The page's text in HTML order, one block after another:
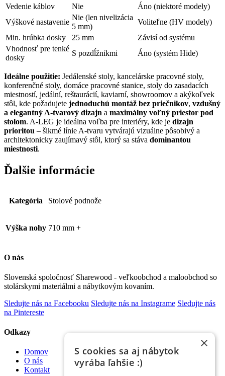
Vedenie káblov
Nie
Áno (niektoré modely)
Výškové nastavenie
Nie (len nivelizácia
5 mm)
Voliteľne (HV modely)
Min. hrúbka dosky
25 mm
Závisí od systému
Vhodnosť pre tenké
dosky
S pozdĺžnikmi Áno (systém Hide)
Ideálne použitie: Jedálenské stoly, kancelárske pracovné stoly,
konferenčné stoly, domáce pracovné stanice, stoly do zasadacích
miestností, jedální, reštaurácií, kaviarní, showroomov a akýkoľvek
stôl, kde požadujete jednoduchú montáž bez priečnikov, vzdušný
a elegantný A-tvarový dizajn a maximálny voľný priestor pod
stolom. A-LEG je ideálna voľba pre interiéry, kde je dizajn
prioritou – šikmé línie A-tvaru vytvárajú vizuálne pôsobivý a
architektonicky zaujímavý stôl, ktorý sa stáva dominantou
miestnosti.
Ďalšie informácie
Kategória Stolové podnože
Výška nohy 710 mm +
O nás
Slovenská spoločnosť Sharewood - veľkoobchod a maloobchod so
stolárskymi materiálmi a nábytkovým kovaním.
Sledujte nás na Facebooku Sledujte nás na Instagrame Sledujte nás
na Pintereste
Odkazy
Domov
O nás
Kontakt
×
S cookies sa aj nábytok
vyrába ľahšie :)